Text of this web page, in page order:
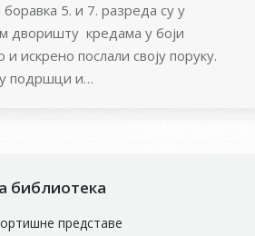
5. и 7. разреда су у
дворишту кредама у боји
и искрено послали своју поруку.
подршци и…
библиотека
представе